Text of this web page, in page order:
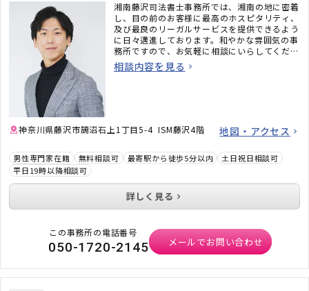
湘南藤沢司法書士事務所では、湘南の地に密着
し、目の前のお客様に最高のホスピタリティ、
及び最良のリーガルサービスを提供できるよう
に日々邁進しております。和やかな雰囲気の事
務所ですので、お気軽に相談にいらしてくださ
い。
相談内容を見る
神奈川県藤沢市鵠沼石上1丁目5-4 ISM藤沢4階 地図・アクセス
男性専門家在籍 無料相談可 最寄駅から徒歩5分以内
土日祝日相談可
平日19時以降相談可
詳しく見る
この事務所の電話番号
050-1720-2145 メールでお問い合わせ